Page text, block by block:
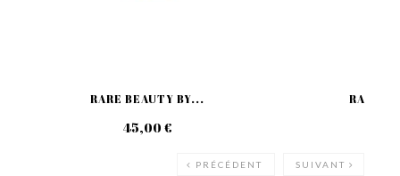
RARE BEAUTY BY...
45,00 €
RARE
PRÉCÉDENT SUIVANT